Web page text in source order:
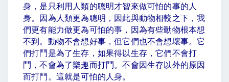
身，是只利用人類的聰明才智來做可怕的事的人
身。因為人類更為聰明，因此與動物相較之下，我
們更有能力做更為可怕的事，因為有些動物根本想
不到。動物不會想好事，但它們也不會想壞事。它
們打鬥是為了生存，如果得以生存，它們不會打
鬥，不會為了樂趣而打鬥。不會因生存以外的原因
而打鬥。這就是可怕的人身。